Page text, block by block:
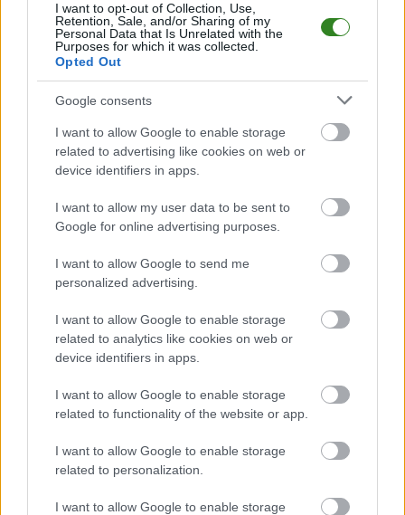
I want to opt-out of Collection, Use,
Retention, Sale, and/or Sharing of my
Personal Data that Is Unrelated with the
Purposes for which it was collected.
Opted Out
Google consents
I want to allow Google to enable storage
related to advertising like cookies on web or
device identifiers in apps.
I want to allow my user data to be sent to
Google for online advertising purposes.
I want to allow Google to send me
personalized advertising.
I want to allow Google to enable storage
related to analytics like cookies on web or
device identifiers in apps.
I want to allow Google to enable storage
related to functionality of the website or app.
I want to allow Google to enable storage
related to personalization.
I want to allow Google to enable storage
Korona Trójczyce
24-21
Granica Stubno
San Hureczko
21-27
Unia Fredropol 15
37-41
LKS Nakło 15 15
Żurawianka Żurawica 15
22-50
Wiar Krówniki 15
LKS Batycze
14-48
Fort Jaksmanice
mecze, Pkt punkty · zwycięstwo remis
Korona Trójczyce - strzelcy bramek
PIŁKARZ BRAMKI
Brak statystyk
Asseco Resovia| Developres Rzeszów |ITA TOOLS Stal Mielec